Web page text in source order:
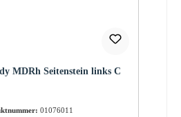
MDRh Seitenstein links C
01076011